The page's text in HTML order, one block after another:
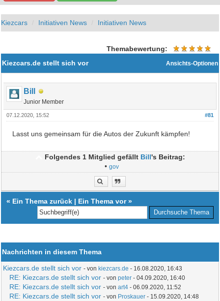
Kiezcars Initiativen News Initiativen News
Themabewertung:
Ansichts-Optionen
Kiezcars.de stellt sich vor
Bill
Junior Member
#81
07.12.2020, 15:52
Lasst uns gemeinsam für die Autos der Zukunft kämpfen!
Folgendes 1 Mitglied gefällt Bill's Beitrag:
•gov
« Ein Thema zurück | Ein Thema vor»
Nachrichten in diesem Thema
Kiezcars.de stellt sich vor - von kiezcars.de - 16.08.2020, 16:43
RE: Kiezcars.de stellt sich vor - vonpeter - 04.09.2020, 16:40
RE: Kiezcars.de stellt sich vor - vonart4 - 06.09.2020, 11:52
RE: Kiezcars.de stellt sich vor - von Proskauer - 15.09.2020, 14:48